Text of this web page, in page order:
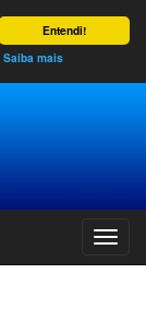
Entendi!
Saiba mais